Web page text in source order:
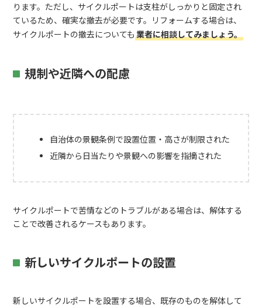
ります。ただし、サイクルポートは支柱がしっかりと固定され
ているため、確実な撤去が必要です。リフォームする場合は、
サイクルポートの撤去についても業者に相談してみましょう。
規制や近隣への配慮
自治体の景観条例で設置位置・高さが制限された
近隣から日当たりや景観への影響を指摘された
サイクルポートで苦情などのトラブルがある場合は、解体する
ことで改善されるケースもあります。
新しいサイクルポートの設置
新しいサイクルポートを設置する場合、既存のものを解体して